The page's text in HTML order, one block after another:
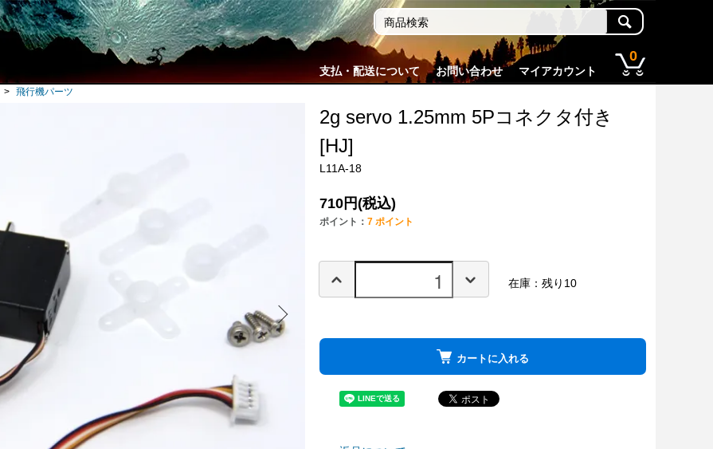
支払・配送について お問い合わせ マイアカウント
0
> 飛行機パーツ
2g servo 1.25mm 5Pコネクタ付き
[HJ]
L11A-18
710円(税込)
ポイント： 7 ポイント
在庫：残り10
カートに入れる